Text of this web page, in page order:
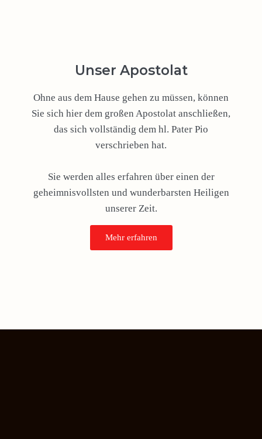
Unser Apostolat
Ohne aus dem Hause gehen zu müssen, können
Sie sich hier dem großen Apostolat anschließen,
das sich vollständig dem hl. Pater Pio
verschrieben hat.
Sie werden alles erfahren über einen der
geheimnisvollsten und wunderbarsten Heiligen
unserer Zeit.
Mehr erfahren